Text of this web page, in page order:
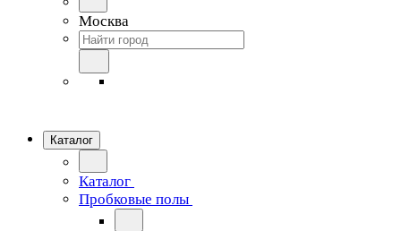
Москва
Каталог
Каталог
Пробковые полы